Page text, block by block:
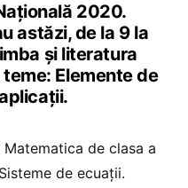
2020.
astăzi, de la 9 la
şi literatura
Elemente de
de clasa a
de ecuaţii.